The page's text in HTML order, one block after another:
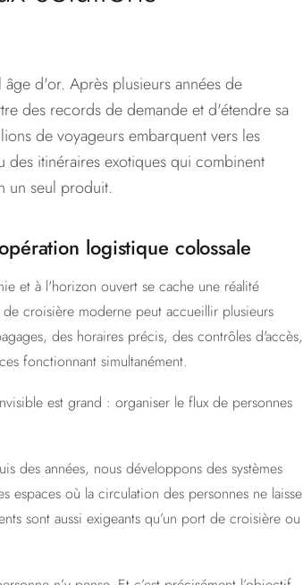
d'or. Après plusieurs années de
des records de demande et d'étendre sa
de voyageurs embarquent vers les
itinéraires exotiques qui combinent
un seul produit.
logistique colossale
et à l'horizon ouvert se cache une réalité
croisière moderne peut accueillir plusieurs
des horaires précis, des contrôles d'accès,
fonctionnant simultanément.
est grand : organiser le flux de personnes
des années, nous développons des systèmes
où la circulation des personnes ne laisse
sont aussi exigeants qu’un port de croisière ou